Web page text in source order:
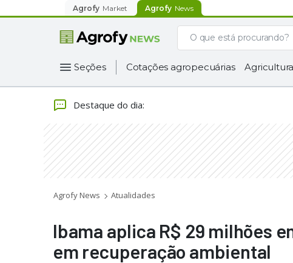
Agrofy Market Agrofy News
Seções Cotações agropecuárias Agricultura
Destaque do dia:
Agrofy News Atualidades
Ibama aplica R$ 29 milhões
em recuperação ambiental